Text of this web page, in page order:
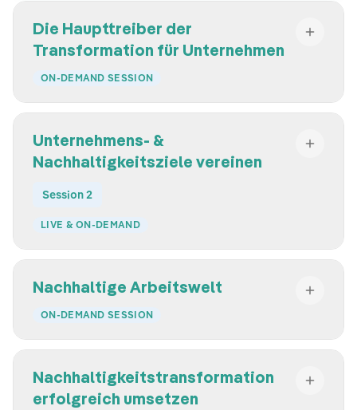
Die Haupttreiber der
Transformation für Unternehmen
ON-DEMAND SESSION
Unternehmens- &
Nachhaltigkeitsziele vereinen
Session 2
LIVE & ON-DEMAND
Nachhaltige Arbeitswelt
ON-DEMAND SESSION
Nachhaltigkeitstransformation
erfolgreich umsetzen